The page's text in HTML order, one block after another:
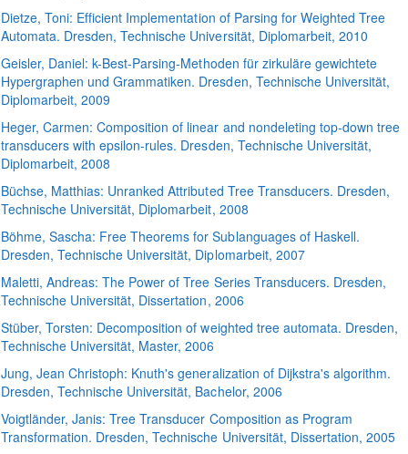
Dietze, Toni: Efficient Implementation of Parsing for Weighted Tree
Automata. Dresden, Technische Universität, Diplomarbeit, 2010
Geisler, Daniel:k-Best-Parsing-Methoden für zirkuläre gewichtete
Hypergraphen und Grammatiken. Dresden, Technische Universität,
Diplomarbeit, 2009
Heger, Carmen:Composition of linear and nondeleting top-down tree
transducers with epsilon-rules. Dresden, Technische Universität,
Diplomarbeit, 2008
Büchse, Matthias: Unranked Attributed Tree Transducers. Dresden,
Technische Universität, Diplomarbeit, 2008
Böhme, Sascha: Free Theorems for Sublanguages of Haskell.
Dresden, Technische Universität, Diplomarbeit, 2007
Maletti, Andreas:The Power of Tree Series Transducers. Dresden,
Technische Universität, Dissertation, 2006
Stüber, Torsten: Decomposition of weighted tree automata. Dresden,
Technische Universität, Master, 2006
Jung, Jean Christoph: Knuth's generalization of Dijkstra's algorithm.
Dresden, Technische Universität, Bachelor, 2006
Voigtländer, Janis:Tree Transducer Composition as Program
Transformation. Dresden, Technische Universität, Dissertation, 2005